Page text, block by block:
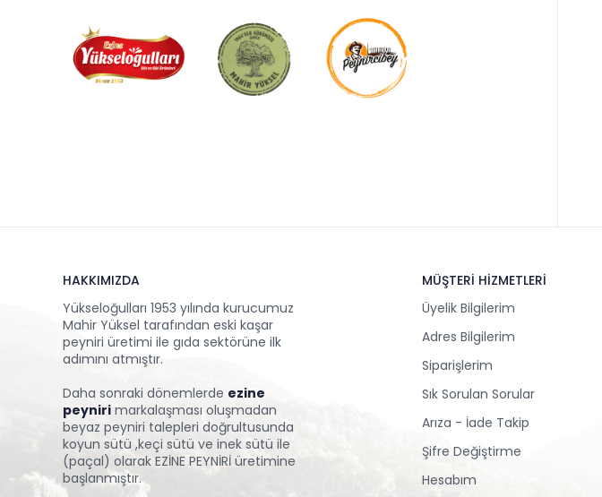
HAKKIMIZDA
Yükseloğulları 1953 yılında kurucumuz
Mahir Yüksel tarafından eski kaşar
peyniri üretimi ile gıda sektörüne ilk
adımını atmıştır.
Daha sonraki dönemlerde ezine
peynirimarkalaşması oluşmadan
beyaz peyniri talepleri doğrultusunda
koyun sütü ,keçi sütü ve inek sütü ile
(paçal) olarak EZİNE PEYNİRİ üretimine
başlanmıştır.
MÜŞTERİ HİZMETLERİ
Üyelik Bilgilerim
Adres Bilgilerim
Siparişlerim
Sık Sorulan Sorular
Arıza - İade Takip
Şifre Değiştirme
Hesabım